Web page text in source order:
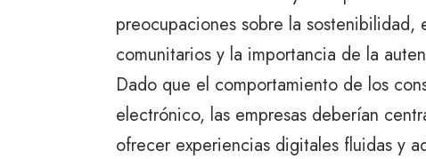
preocupaciones sobre la sostenibilidad,
comunitarios y la importancia de la
Dado que el comportamiento de los
electrónico, las empresas deberían
ofrecer experiencias digitales fluidas y